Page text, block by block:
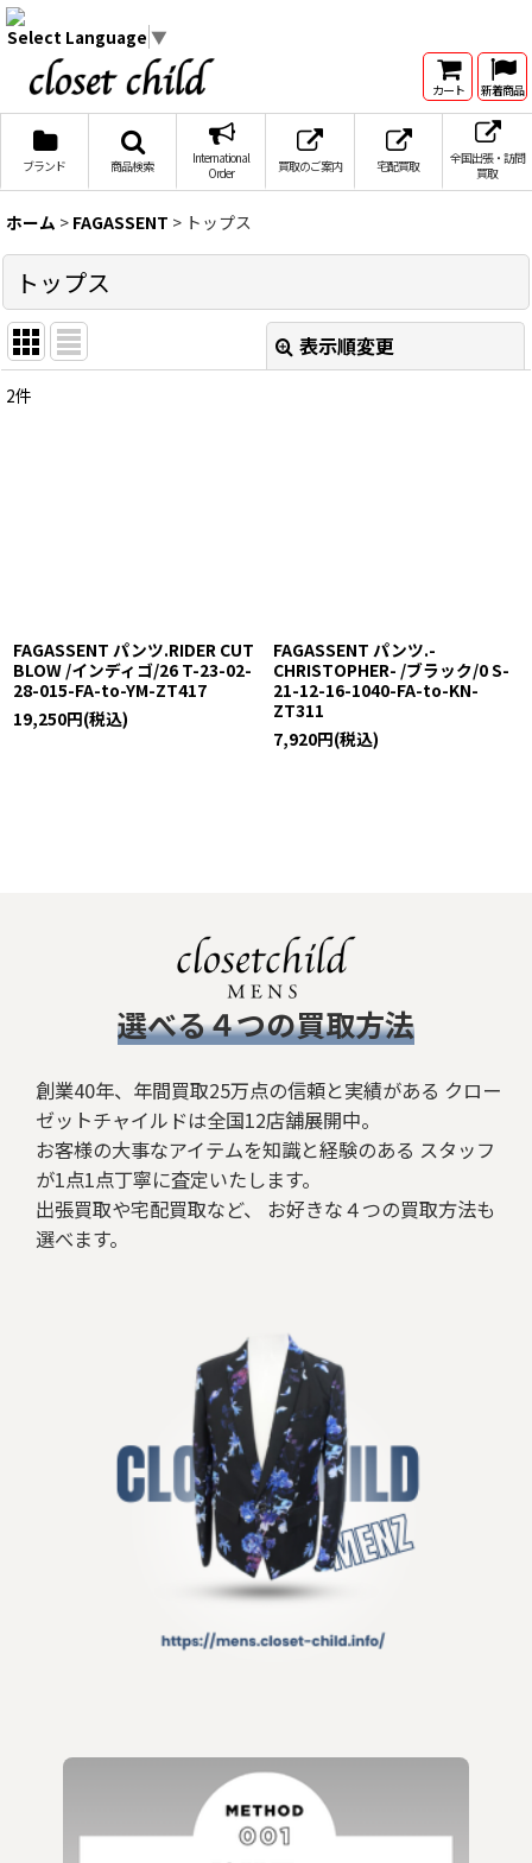
Select Language ▼
カート 新着商品
ブランド 商品検索
International
Order
買取のご案内 宅配買取
全国出張・訪問
買取
ホーム > FAGASSENT > トップス
トップス
表示順変更
2件
FAGASSENT パンツ.RIDER CUT
BLOW /インディゴ/26 T-23-02-
28-015-FA-to-YM-ZT417
19,250円(税込)
FAGASSENT パンツ.-
CHRISTOPHER- /ブラック/0 S-
21-12-16-1040-FA-to-KN-
ZT311
7,920円(税込)
​選べる４つの買取方法
創業40年、年間買取25万点の信頼と実績がある クロー
ゼットチャイルドは全国12店舗展開中。
お客様の大事なアイテムを知識と経験のある スタッフ
が1点1点丁寧に査定いたします。
出張買取や宅配買取など、 お好きな４つの買取方法も
選べます。